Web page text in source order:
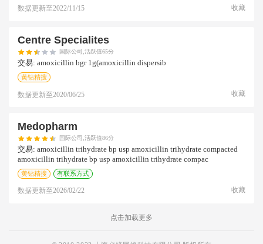
数据更新至2022/11/15 收藏
Centre Specialites
国际公司,活跃值65分
交易: amoxicillin bgr 1g(amoxicillin dispersib
黄钻精搜
数据更新至2020/06/25 收藏
Medopharm
国际公司,活跃值86分
交易: amoxicillin trihydrate bp usp amoxicillin trihydrate compacted
amoxicillin trihydrate bp usp amoxicillin trihydrate compac
黄钻精搜 有联系方式
数据更新至2026/02/22 收藏
点击加载更多